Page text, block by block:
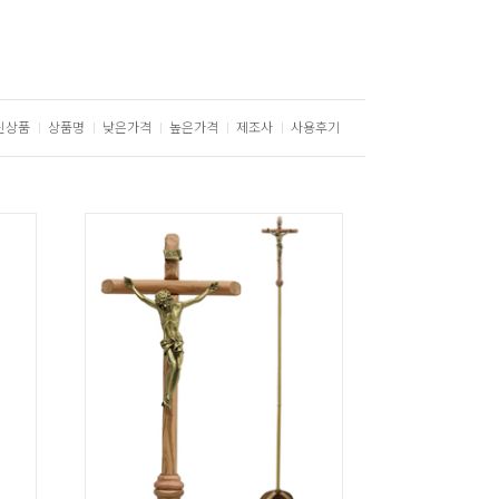
상품 상품명 낮은가격 높은가격 제조사 사용후기